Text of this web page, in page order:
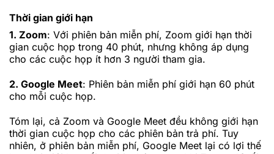
Thời gian giới hạn
1. Zoom: Với phiên bản miễn phí, Zoom giới hạn thời
gian cuộc họp trong 40 phút, nhưng không áp dụng
cho các cuộc họp ít hơn 3 người tham gia.
2. Google Meet: Phiên bản miễn phí giới hạn 60 phút
cho mỗi cuộc họp.
Tóm lại, cả Zoom và Google Meet đều không giới hạn
thời gian cuộc họp cho các phiên bản trả phí. Tuy
nhiên, ở phiên bản miễn phí, Google Meet lại có lợi thế